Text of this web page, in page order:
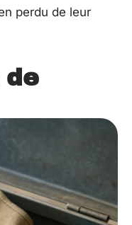
perdu de leur
de